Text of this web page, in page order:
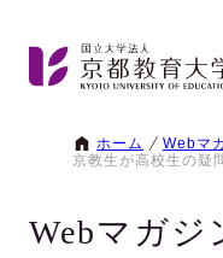
ホーム
Webマ
京教生が高校生の疑
Webマガ